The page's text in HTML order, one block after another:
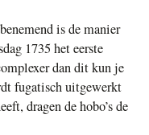
is de manier
1735 het eerste
dan dit kun je
fugatisch uitgewerkt
dragen de hobo’s de